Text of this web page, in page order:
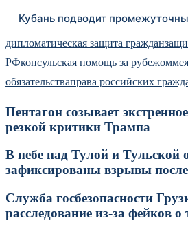
Кубань подводит
дипломатическая защита граждан
РФконсульская помощь за рубежом
обязательстваправа российских
Пентагон созывает
резкой критики Трампа
В небе над Тулой и Тульской
зафиксированы взрывы
Служба госбезопасности
расследование из-за фейков о